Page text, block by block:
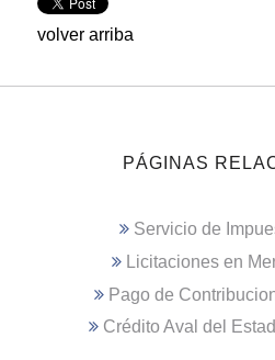
volver arriba
PÁGINAS
Servicio de
Licitaciones en
Pago de
Crédito Aval del